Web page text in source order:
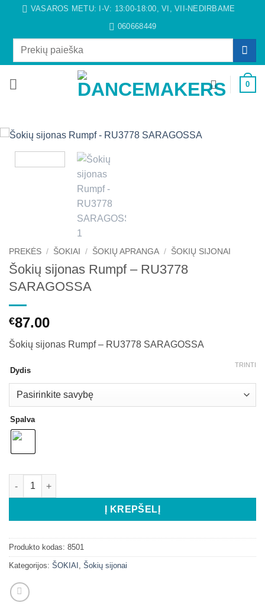
content
VASAROS METU: I-V: 13:00-18:00, VI, VII-NEDIRBAME
060668449
Ieškoti:
0
PREKĖS / ŠOKIAI / ŠOKIŲ APRANGA / ŠOKIŲ SIJONAI
Šokių sijonas Rumpf – RU3778
SARAGOSSA
€87.00
Šokių sijonas Rumpf – RU3778 SARAGOSSA
Dydis
Spalva
TRINTI
Į KREPŠELĮ
Produkto kodas: 8501
Kategorijos: ŠOKIAI Šokių sijonai